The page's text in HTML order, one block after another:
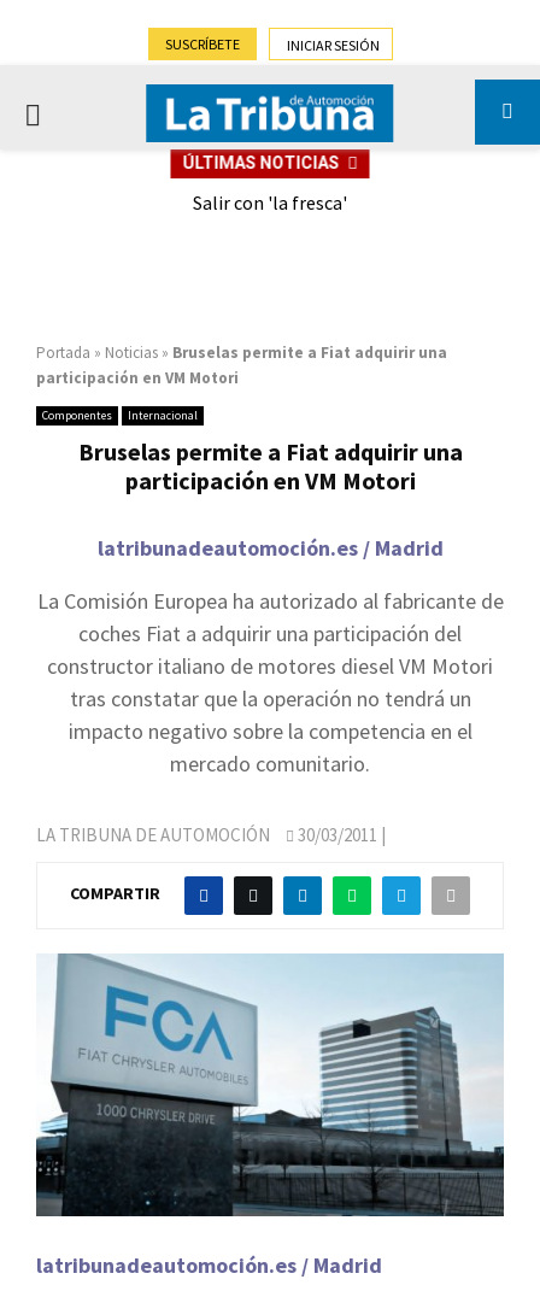
SUSCRÍBETE INICIAR SESIÓN
PRIMARY
ÚLTIMAS NOTICIAS
Salir con 'la fresca'
Portada » Noticias » Bruselas permite a Fiat adquirir una
participación en VM Motori
Componentes Internacional
Bruselas permite a Fiat adquirir una
participación en VM Motori
latribunadeautomoción.es / Madrid
La Comisión Europea ha autorizado al fabricante de
coches Fiat a adquirir una participación del
constructor italiano de motores diesel VM Motori
tras constatar que la operación no tendrá un
impacto negativo sobre la competencia en el
mercado comunitario.
LA TRIBUNA DE AUTOMOCIÓN 30/03/2011 |
COMPARTIR
latribunadeautomoción.es / Madrid